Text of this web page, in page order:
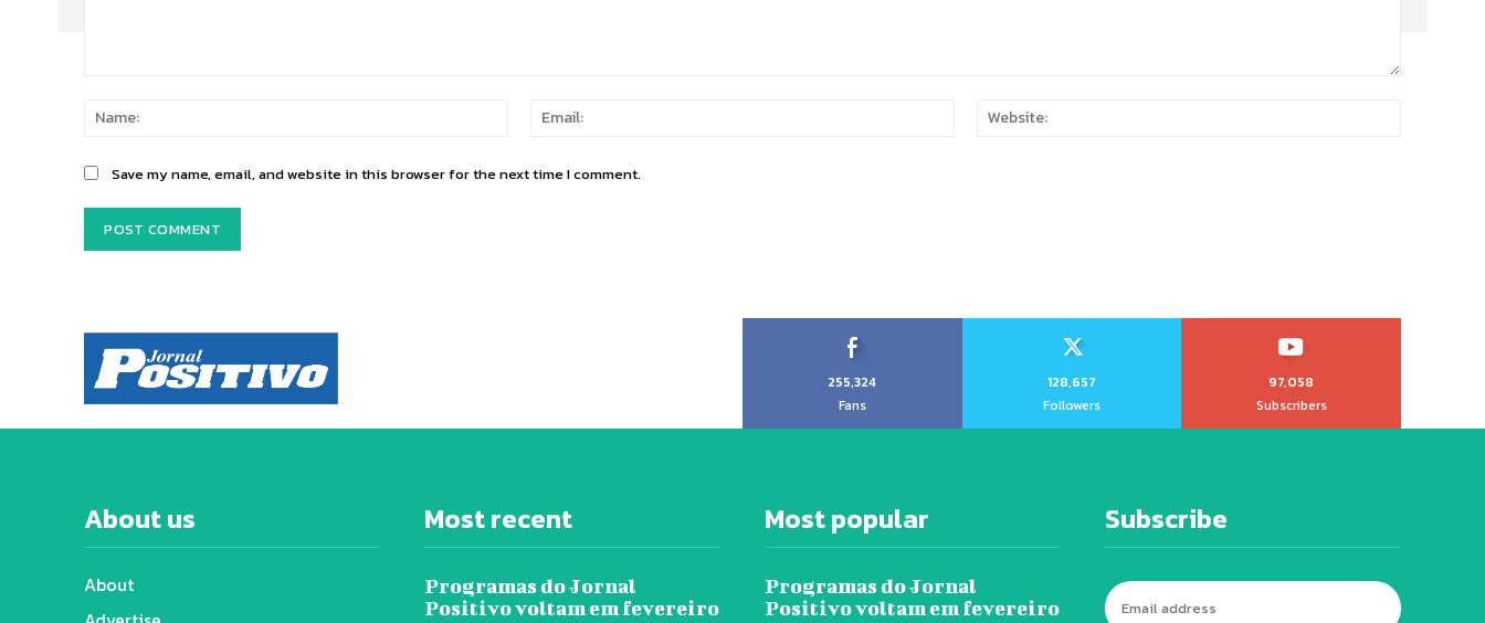
Name:
Email:
Save my name, email, and website in this browser for the next time I comment.
255,324
Fans
128,657
Followers
97,058
Subscribers
About us
About
Most recent
Programas do Jornal
Positivo voltam em fevereiro
Most popular
Programas do Jornal
Positivo voltam em fevereiro
Subscribe